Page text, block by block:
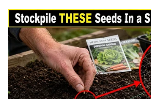
ತಿಳಿದುಬಂದಿದೆ. ಈ ಕ್ಲಿಪ್‌ಗಳಲ್ಲಿ
ಅನುಚಿತವಾಗಿ ವರ್ತಿಸಿರುವುದು ಇಬ್ಬರ
ಮುರಿದುಬೀಳಲು ಕಾರಣವಾಯ್ತು